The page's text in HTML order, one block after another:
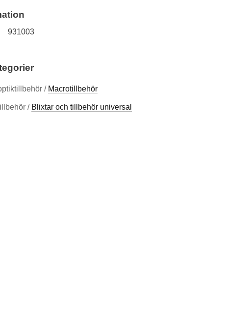
931003
/ Macrotillbehör
/ Blixtar och tillbehör universal